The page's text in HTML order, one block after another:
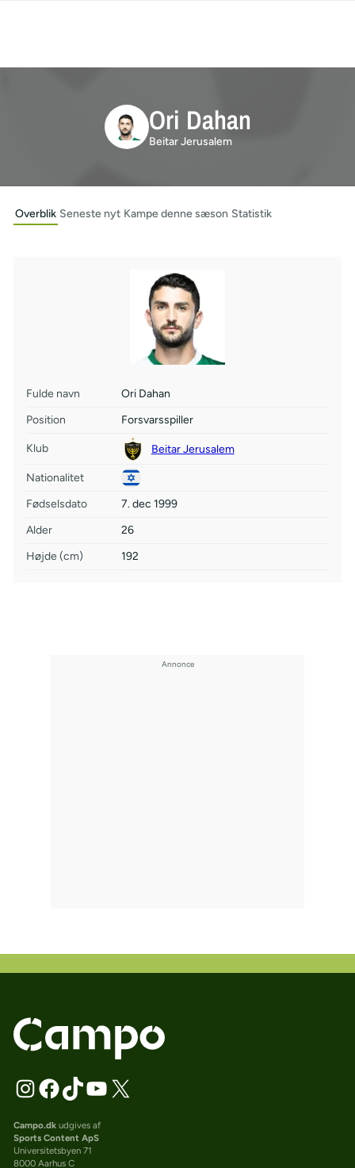
Ori Dahan
Beitar Jerusalem
Overblik Seneste nyt Kampe denne sæson Statistik
Fulde navn
Ori Dahan
Position
Forsvarsspiller
Klub Beitar Jerusalem
Nationalitet
Fødselsdato
7. dec 1999
Alder
26
Højde (cm)
192
Campo.dkudgives af
Sports Content ApS
Universitetsbyen 71
8000 Aarhus C